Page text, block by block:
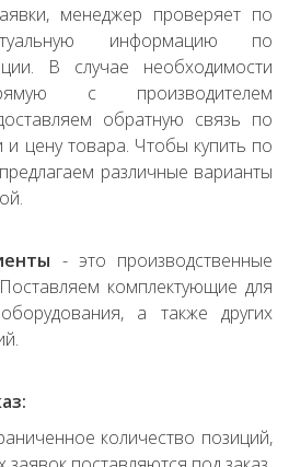
менеджер проверяет по
информацию по
В случае необходимости
с производителем
обратную связь по
и цену товара. Чтобы купить по
различные варианты
- это производственные
комплектующие для
а также других
количество позиций,